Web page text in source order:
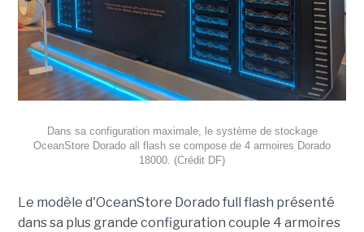
Dans sa configuration maximale, le système de stockage
OceanStore Dorado all flash se compose de 4 armoires Dorado
18000. (Crédit DF)
Le modèle d'OceanStore Dorado full flash présenté
dans sa plus grande configuration couple 4 armoires